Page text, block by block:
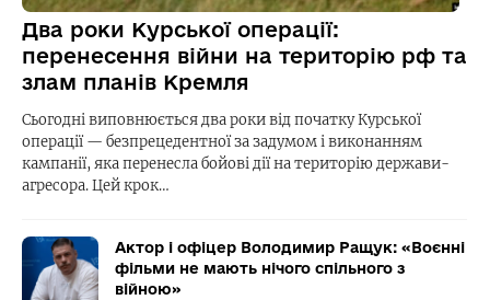
Два роки Курської операції:
перенесення війни на територію рф та
злам планів Кремля
Сьогодні виповнюється два роки від початку Курської
операції — безпрецедентної за задумом і виконанням
кампанії, яка перенесла бойові дії на територію держави-
агресора. Цей крок…
Актор і офіцер Володимир Ращук: «Воєнні
фільми не мають нічого спільного з
війною»